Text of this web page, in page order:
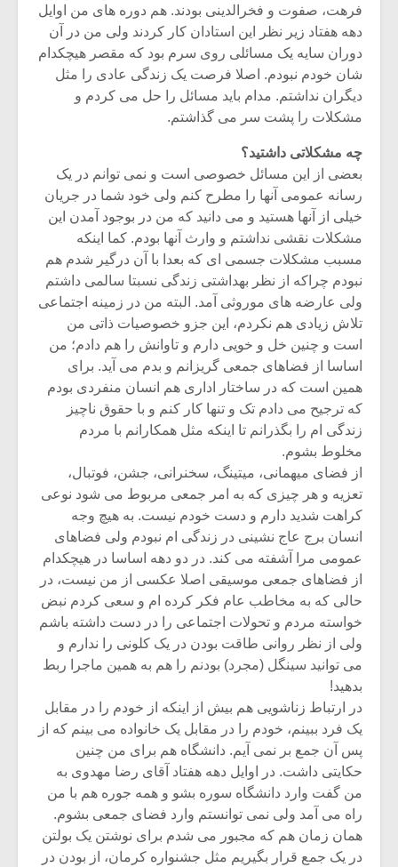
فرهت، صفوت و فخرالدینی بودند. هم دوره های من اوایل
دهه هفتاد زیر نظر این استادان کار کردند ولی من در آن
دوران سایه یک مسائلی روی سرم بود که مقصر هیچکدام
شان خودم نبودم. اصلا فرصت یک زندگی عادی را مثل
دیگران نداشتم. مدام باید مسائل را حل می کردم و
مشکلات را پشت سر می گذاشتم.
چه مشکلاتی داشتید؟
بعضی از این مسائل خصوصی است و نمی توانم در یک
رسانه عمومی آنها را مطرح کنم ولی خود شما در جریان
خیلی از آنها هستید و می دانید که من در بوجود آمدن این
مشکلات نقشی نداشتم و وارث آنها بودم. کما اینکه
مسبب مشکلات جسمی ای که بعدا با آن درگیر شدم هم
نبودم چراکه از نظر بهداشتی زندگی نسبتا سالمی داشتم
ولی عارضه های موروثی آمد. البته من در زمینه اجتماعی
تلاش زیادی هم نکردم، این جزو خصوصیات ذاتی من
است و چنین خل و خویی دارم و تاوانش را هم دادم؛ من
اساسا از فضاهای جمعی گریزانم و بدم می آید. برای
همین است که در ساختار اداری هم انسان منفردی بودم
که ترجیح می دادم تک و تنها کار کنم و با حقوق ناچیز
زندگی ام را بگذرانم تا اینکه مثل همکارانم با مردم
مخلوط بشوم.
از فضای میهمانی، میتینگ، سخنرانی، جشن، فوتبال،
تعزیه و هر چیزی که به امر جمعی مربوط می شود نوعی
کراهت شدید دارم و دست خودم نیست. به هیچ وجه
انسان برج عاج نشینی در زندگی ام نبودم ولی فضاهای
عمومی مرا آشفته می کند. در دو دهه اساسا در هیچکدام
از فضاهای جمعی موسیقی اصلا عکسی از من نیست، در
حالی که به مخاطب عام فکر کرده ام و سعی کردم نبض
خواسته مردم و تحولات اجتماعی را در دست داشته باشم
ولی از نظر روانی طاقت بودن در یک کلونی را ندارم و
می توانید سینگل (مجرد) بودنم را هم به همین ماجرا ربط
بدهید!
در ارتباط زناشویی هم بیش از اینکه از خودم را در مقابل
یک فرد ببینم، خودم را در مقابل یک خانواده می بینم که از
پس آن جمع بر نمی آیم. دانشگاه هم برای من چنین
حکایتی داشت. در اوایل دهه هفتاد آقای رضا مهدوی به
من گفت وارد دانشگاه سوره بشو و همه جوره هم با من
راه می آمد ولی نمی توانستم وارد فضای جمعی بشوم.
همان زمان هم که مجبور می شدم برای نوشتن یک بولتن
در یک جمع قرار بگیریم مثل جشنواره کرمان، از بودن در
یادداشتی بر موسیقی
متن فیلم «متری
شیش و نیم»
اگر نمی توانی
مشهورترین باشی،
بدنام ترین باش
دوره
موسیقی